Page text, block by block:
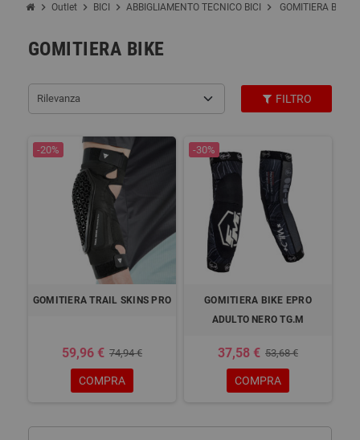
chevron_right Outlet chevron_right BICI chevron_right ABBIGLIAMENTO TECNICO BICI chevron_right GOMITIERA BIKE
GOMITIERA BIKE
Rilevanza FILTRO
-20%
GOMITIERA TRAIL SKINS PRO
59,96 € 74,94 €
COMPRA
-30%
GOMITIERA BIKE EPRO
ADULTO NERO TG.M
37,58 € 53,68 €
COMPRA